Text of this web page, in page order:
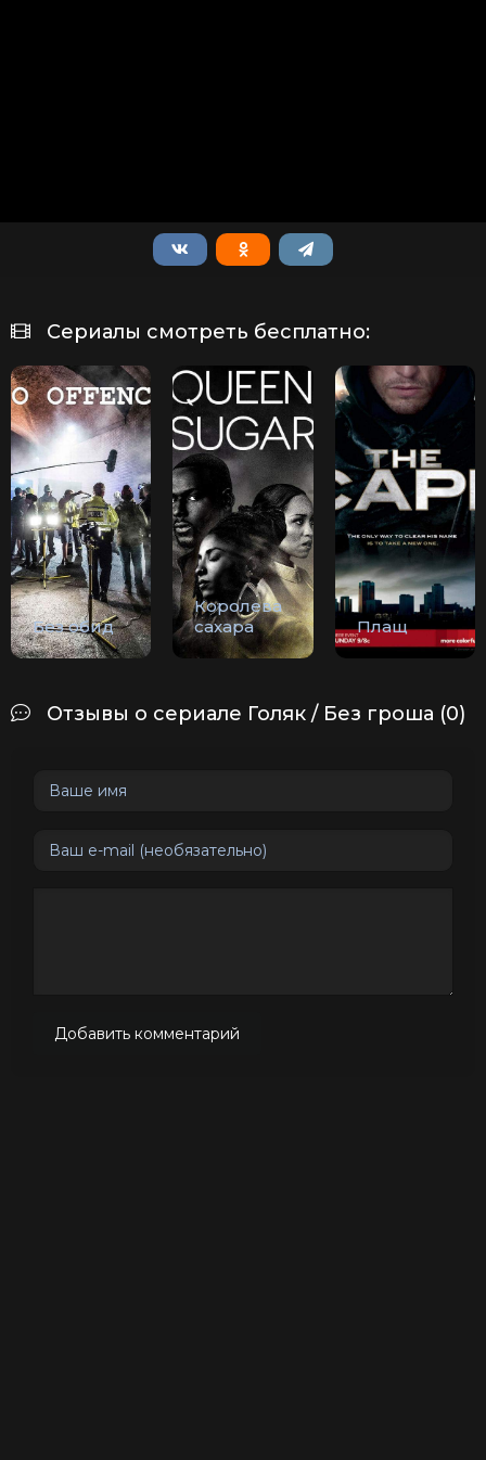
Сериалы смотреть бесплатно:
Без обид
Королева
сахара
Плащ
Отзывы о сериале Голяк / Без гроша (0)
Добавить комментарий